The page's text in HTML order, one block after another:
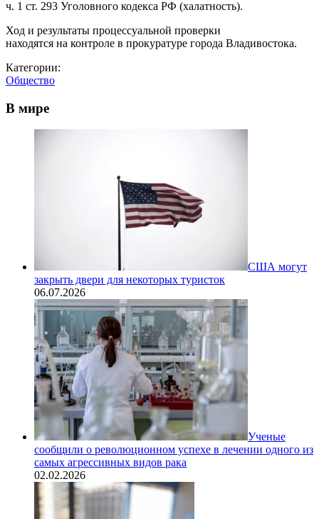
ч. 1 ст. 293 Уголовного кодекса РФ (халатность).
Ход и результаты процессуальной проверки
находятся на контроле в прокуратуре города Владивостока.
Категории:
Общество
В мире
США могут
закрыть двери для некоторых туристок
06.07.2026
Ученые
сообщили о революционном успехе в лечении одного из
самых агрессивных видов рака
02.02.2026